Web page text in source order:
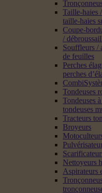
Taille-haies /
taille-haies
Coupe-
/
Souffleurs /
de feuilles
Perches
perches
Tondeuses
Tondeuses
tondeuses
Tracteurs
Broyeurs
Nettoyeurs
Aspirateurs